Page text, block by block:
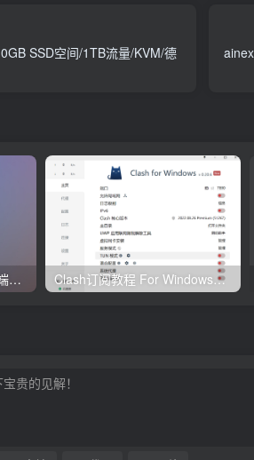
SSD空间/1TB流量/KVM/德
Clash for android安卓客户端保姆级新手使用教程 Clash订阅教程 For Windows中文使用图文教程